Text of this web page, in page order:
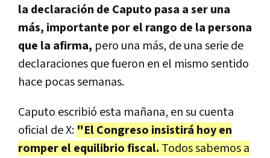
la declaración de Caputo pasa a ser una
más, importante por el rango de la persona
que la afirma, pero una más, de una serie de
declaraciones que fueron en el mismo sentido
hace pocas semanas.
Caputo escribió esta mañana, en su cuenta
oficial de X: "El Congreso insistirá hoy en
romper el equilibrio fiscal. Todos sabemos a